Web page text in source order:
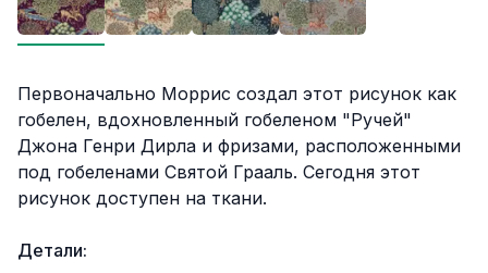
Описание
Первоначально Моррис создал этот рисунок как
гобелен, вдохновленный гобеленом "Ручей"
Джона Генри Дирла и фризами, расположенными
под гобеленами Святой Грааль. Сегодня этот
рисунок доступен на ткани.
Детали: